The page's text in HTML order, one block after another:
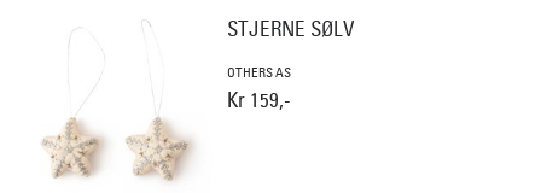
STJERNE SØLV
OTHERS AS
Kr 159,-